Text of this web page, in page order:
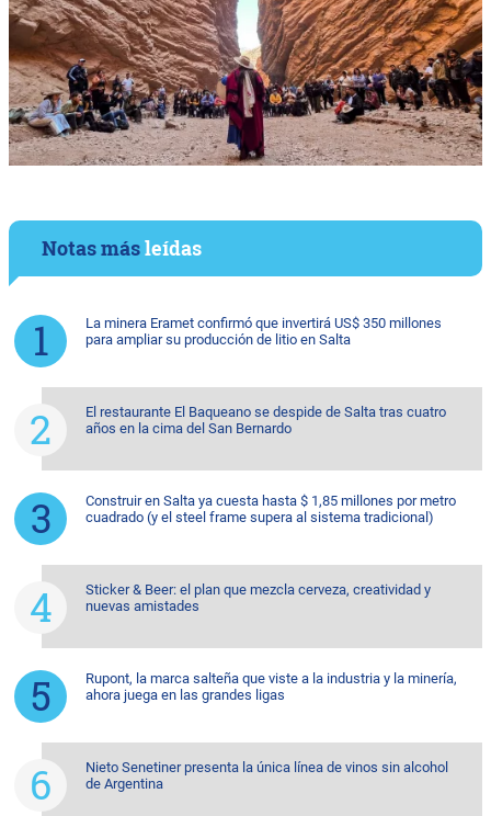
Notas másleídas
La minera Eramet confirmó que invertirá US$ 350 millones
para ampliar su producción de litio en Salta
El restaurante El Baqueano se despide de Salta tras cuatro
años en la cima del San Bernardo
Construir en Salta ya cuesta hasta $ 1,85 millones por metro
cuadrado (y el steel frame supera al sistema tradicional)
Sticker & Beer: el plan que mezcla cerveza, creatividad y
nuevas amistades
Rupont, la marca salteña que viste a la industria y la minería,
ahora juega en las grandes ligas
Nieto Senetiner presenta la única línea de vinos sin alcohol
de Argentina